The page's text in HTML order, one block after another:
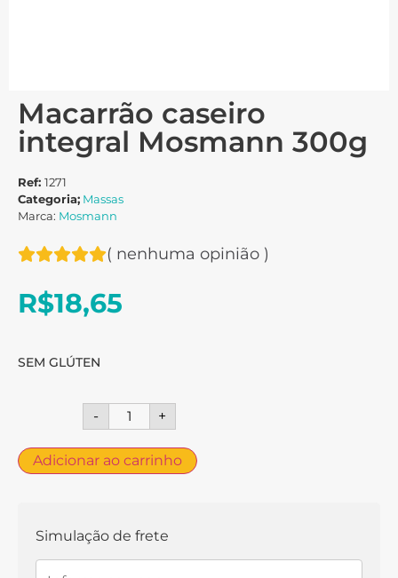
Macarrão caseiro
integral Mosmann 300g
Ref: 1271
Categoria; Massas
Marca: Mosmann
( nenhuma opinião )
R$18,65
SEM GLÚTEN
- +
Adicionar ao carrinho
Simulação de frete